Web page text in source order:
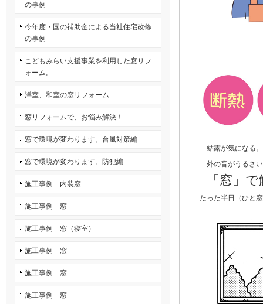
結露が気になる。窓
外の音がうるさい。
「窓」
たった半日（ひと窓
の事例
今年度・国の補助金による当社住宅改修
の事例
こどもみらい支援事業を利用した窓リフ
ォーム。
洋室、和室の窓リフォーム
窓リフォームで、お悩み解決！
窓で環境が変わります。台風対策編
窓で環境が変わります。防犯編
施工事例 内装窓
施工事例 窓
施工事例 窓（寝室）
施工事例 窓
施工事例 窓
施工事例 窓